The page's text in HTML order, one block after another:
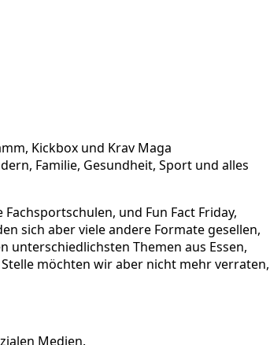
Kickbox und Krav Maga
Familie, Gesundheit, Sport und alles
und Fun Fact Friday,
sich aber viele andere Formate gesellen,
unterschiedlichsten Themen aus Essen,
möchten wir aber nicht mehr verraten,
Medien.